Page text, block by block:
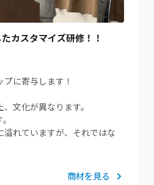
カスタマイズ研修！！
に寄与します！
文化が異なります。
溢れていますが、それではな
商材を見る